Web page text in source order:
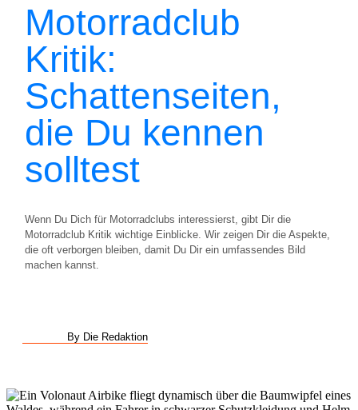
Motorradclub
Kritik:
Schattenseiten,
die Du kennen
solltest
Wenn Du Dich für Motorradclubs interessierst, gibt Dir die
Motorradclub Kritik wichtige Einblicke. Wir zeigen Dir die Aspekte,
die oft verborgen bleiben, damit Du Dir ein umfassendes Bild
machen kannst.
By Die Redaktion